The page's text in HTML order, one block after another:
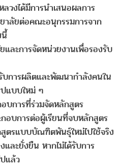
วงได้มีการนำเสนอผลการ
าลัยต่อคณะอนุกรรมการจาก
และการจัดหน่วยงานเพื่อรองรับ
บการผลิตและพัฒนากำลังคนใน
แบบใหม่ ๆ
บการที่ร่วมจัดหลักสูตร
อบการต่อผู้เรียนที่จบหลักสูตร
ตรแบบบัณฑิตพันธุ์ใหม่ไปใช้จริง
ละยั่งยืน หากไม่ได้รับการ
แล้ว